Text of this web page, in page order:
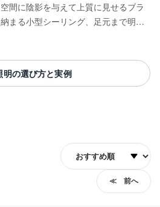
間に陰影を与えて上質に見せるブラ
まる小型シーリング、足元まで明る
で点灯する人感センサー付きまで、
の高い一灯は住まいの個性を引き立
ってきた方も、おしゃれな玄関照明
明の選び方と実例
並び順
≪ 前へ